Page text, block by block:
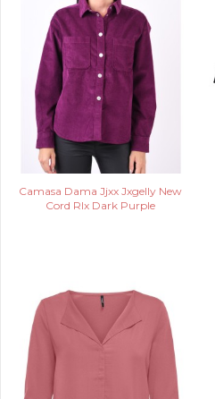
Camasa Dama Jjxx Jxgelly New
Cord Rlx Dark Purple